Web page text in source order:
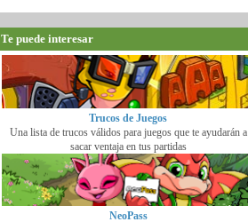
Te puede interesar
Trucos de Juegos
Una lista de trucos válidos para juegos que te ayudarán a
sacar ventaja en tus partidas
NeoPass